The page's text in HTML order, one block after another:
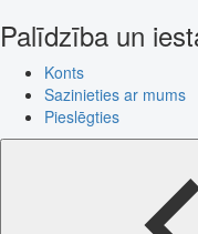
Palīdzība un
Konts
Sazinieties ar mums
Pieslēgties